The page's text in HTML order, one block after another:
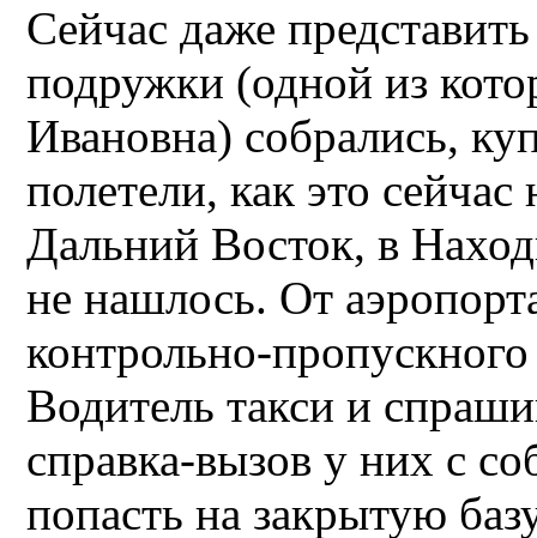
Сейчас даже
подружки (одной из
Ивановна) собрались,
полетели, как это сейчас
Дальний Восток, в
не нашлось. От
контрольно-
Водитель такси и
справка-вызов у них с
попасть на закрытую